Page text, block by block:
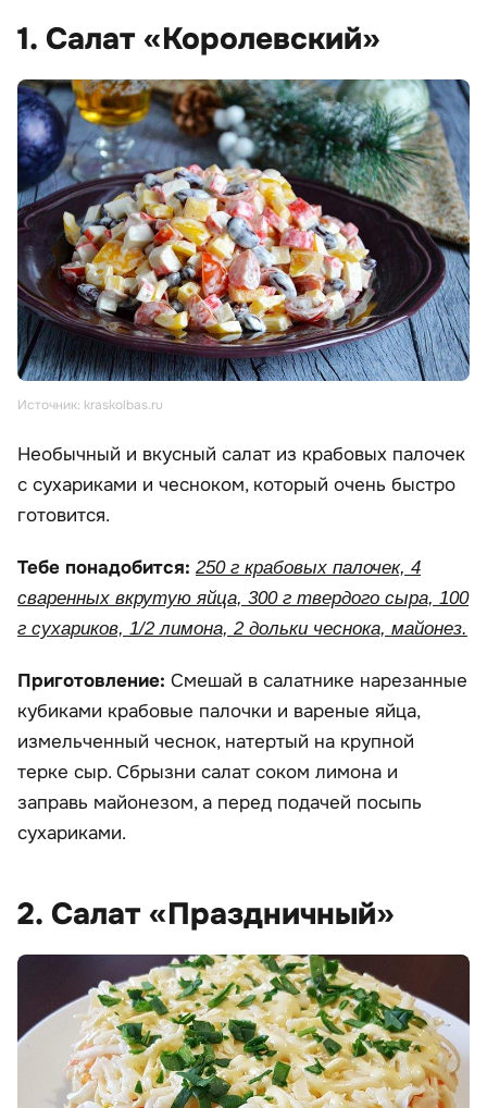
1. Салат «Королевский»
Источник: kraskolbas.ru
Необычный и вкусный салат из крабовых палочек
с сухариками и чесноком, который очень быстро
готовится.
Тебе понадобится: 250 г крабовых палочек, 4
сваренных вкрутую яйца, 300 г твердого сыра, 100
г сухариков, 1/2 лимона, 2 дольки чеснока, майонез.
Приготовление: Смешай в салатнике нарезанные
кубиками крабовые палочки и вареные яйца,
измельченный чеснок, натертый на крупной
терке сыр. Сбрызни салат соком лимона и
заправь майонезом, а перед подачей посыпь
сухариками.
2. Салат «Праздничный»